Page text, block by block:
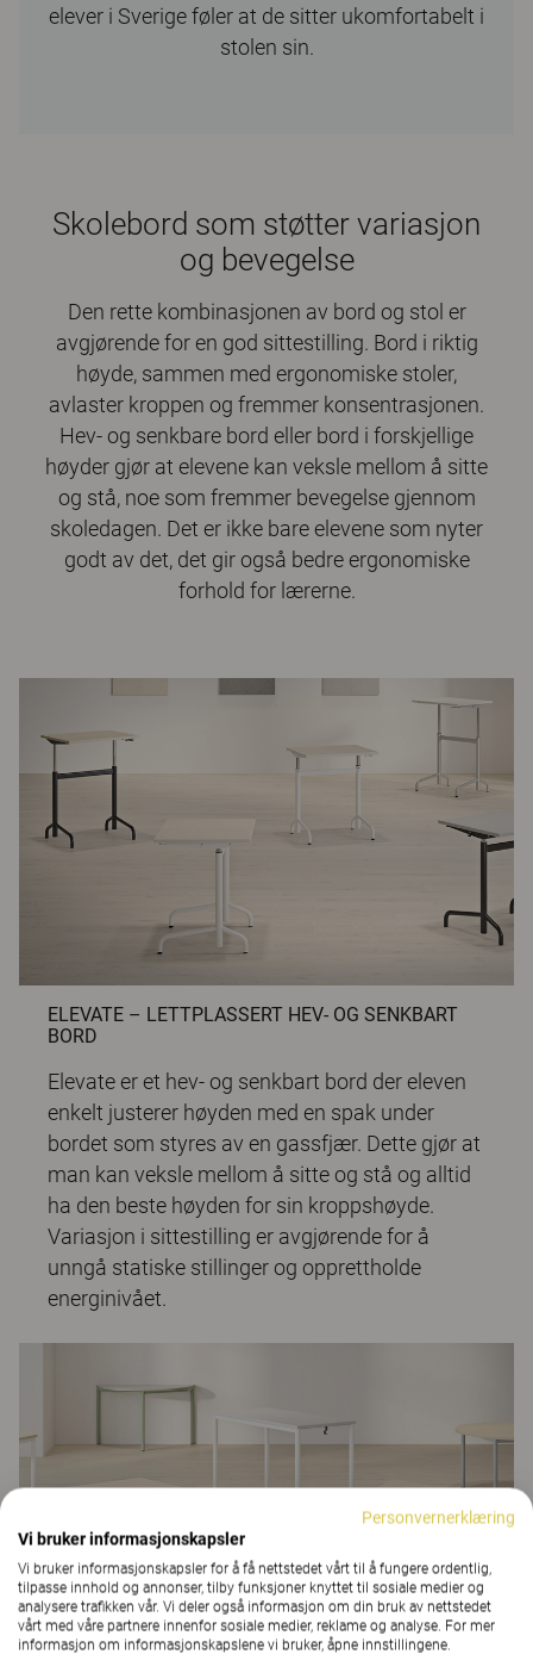
elever i Sverige føler at de sitter ukomfortabelt i
stolen sin.
Skolebord som støtter variasjon
og bevegelse
Den rette kombinasjonen av bord og stol er
avgjørende for en god sittestilling. Bord i riktig
høyde, sammen med ergonomiske stoler,
avlaster kroppen og fremmer konsentrasjonen.
Hev- og senkbare bord eller bord i forskjellige
høyder gjør at elevene kan veksle mellom å sitte
og stå, noe som fremmer bevegelse gjennom
skoledagen. Det er ikke bare elevene som nyter
godt av det, det gir også bedre ergonomiske
forhold for lærerne.
ELEVATE – LETTPLASSERT HEV- OG SENKBART
BORD
Elevateer et hev- og senkbart bord der eleven
enkelt justerer høyden med en spak under
bordet som styres av en gassfjær. Dette gjør at
man kan veksle mellom å sitte og stå og alltid
ha den beste høyden for sin kroppshøyde.
Variasjon i sittestilling er avgjørende for å
unngå statiske stillinger og opprettholde
energinivået.
Personvernerklæring
Vi bruker informasjonskapsler
Vi bruker informasjonskapsler for å få nettstedet vårt til å fungere ordentlig,
tilpasse innhold og annonser, tilby funksjoner knyttet til sosiale medier og
analysere trafikken vår. Vi deler også informasjon om din bruk av nettstedet
vårt med våre partnere innenfor sosiale medier, reklame og analyse. For mer
informasjon om informasjonskapslene vi bruker, åpne innstillingene.